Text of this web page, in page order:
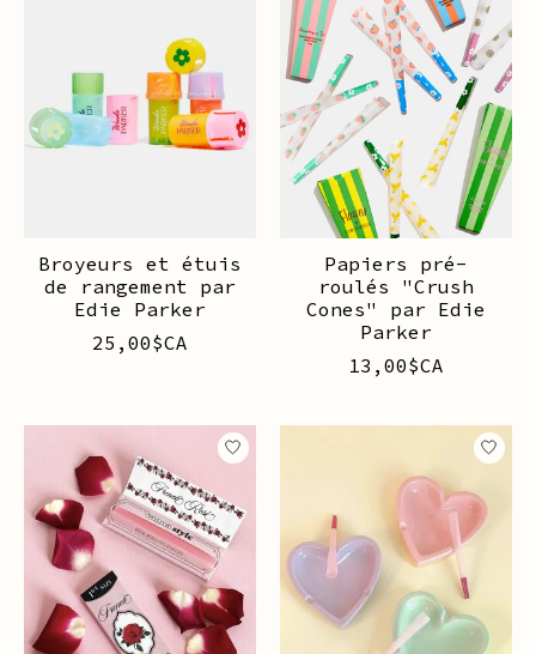
Broyeurs et étuis
de rangement par
Edie Parker
25,00$CA
Papiers pré-
roulés "Crush
Cones" par Edie
Parker
13,00$CA